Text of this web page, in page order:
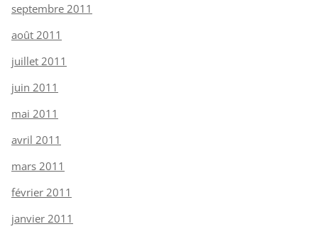
septembre 2011
août 2011
juillet 2011
juin 2011
mai 2011
avril 2011
mars 2011
février 2011
janvier 2011